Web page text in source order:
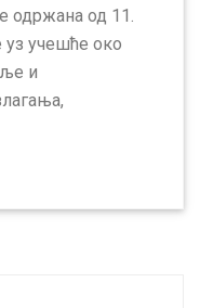
одржана од 11.
уз учешће око
и